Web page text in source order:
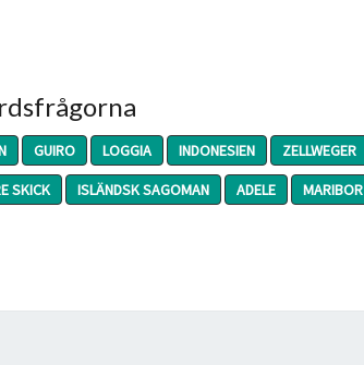
GUIRO LOGGIA INDONESIEN
ZELLWEGER
SKICK ISLÄNDSK SAGOMAN ADELE
MARIBOR